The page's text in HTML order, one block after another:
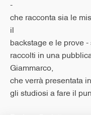
che racconta sia le
il
backstage e le prove
raccolti in una
Giammarco,
che verrà presentata
gli studiosi a fare il